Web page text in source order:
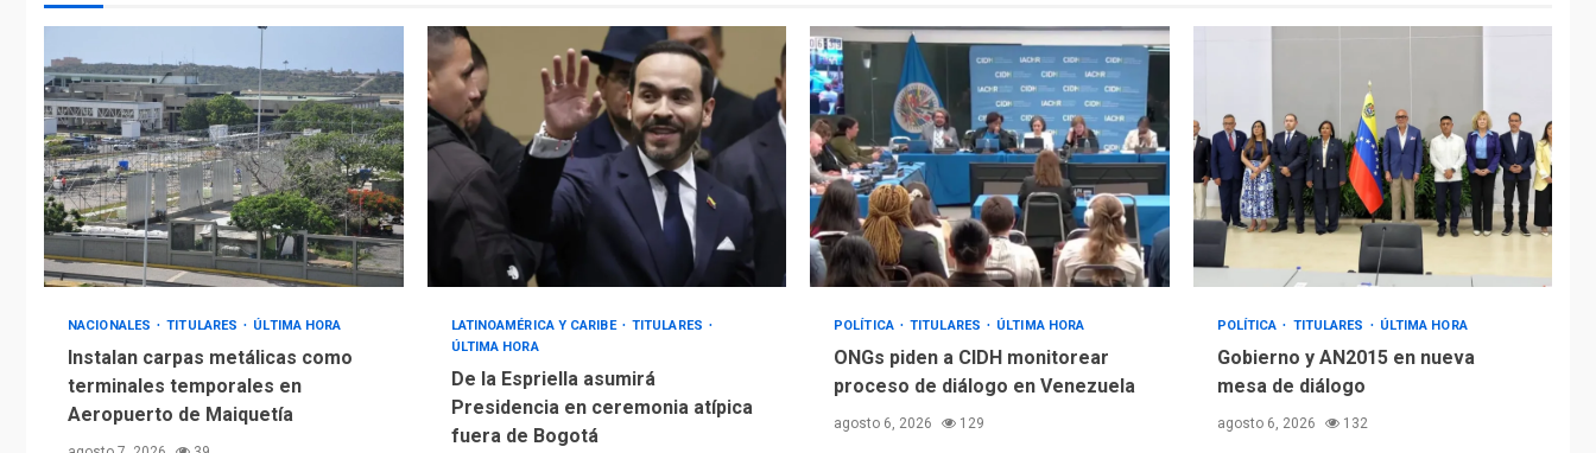
5
Japón debate
NACIONALES TITULARES ÚLTIMA HORA
Instalan carpas metálicas como
terminales temporales en
Aeropuerto de Maiquetía
LATINOAMÉRICA Y CARIBE
TITULARES
ÚLTIMA HORA
De la Espriella asumirá
Presidencia en ceremonia atípica
fuera de Bogotá
POLÍTICA TITULARES ÚLTIMA HORA
ONGs piden a CIDH monitorear
proceso de diálogo en Venezuela
agosto 6, 2026 129
POLÍTICA TITULARES ÚLTIMA HORA
Gobierno y AN2015 en nueva
mesa de diálogo
agosto 6, 2026 132